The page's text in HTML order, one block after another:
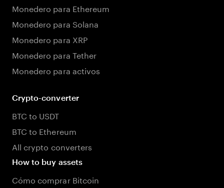
Monedero para Ethereum
Monedero para Solana
Monedero para XRP
Monedero para Tether
Monedero para activos
Crypto-converter
BTC to USDT
BTC to Ethereum
All crypto converters
How to buy assets
Cómo comprar Bitcoin